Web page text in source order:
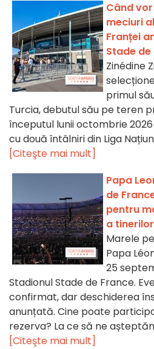
Când
meciuri
Franței
Stade de
Zinédine
primul
Turcia, debutul său pe teren
începutul lunii octombrie
cu două întâlniri din Liga
[Citeşte mai mult]
Papa
de
pentru
a
Marele
Papa
25
Stadionul Stade de France.
confirmat, dar deschiderea
anunțată. Cine poate
rezerva? La ce să ne
[Citeşte mai mult]